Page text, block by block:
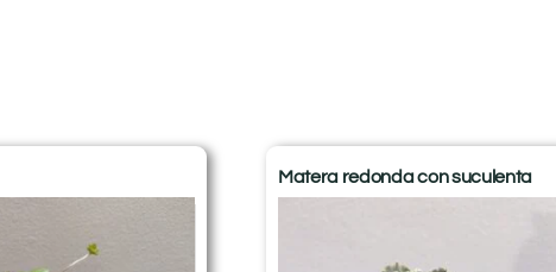
Matera redonda con suculenta